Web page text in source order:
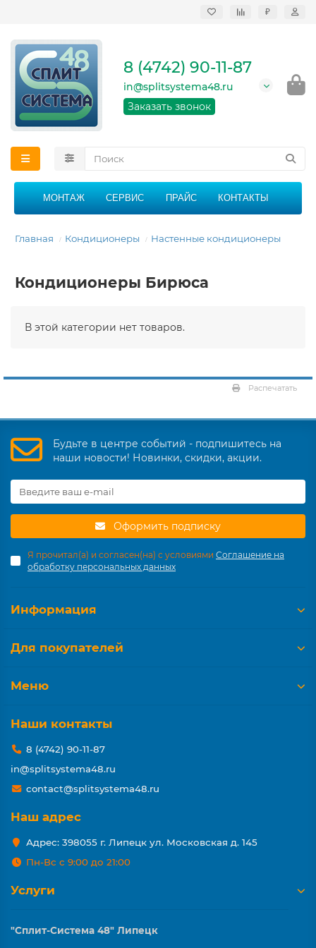
₽
кондиционеров в
области
График работы: 9:00 -
21:00 без перерыва и
8 (4742) 90-11-87
in@splitsystema48.ru
Заказать звонок
МОНТАЖ СЕРВИС ПРАЙС КОНТАКТЫ
Главная Кондиционеры Настенные кондиционеры
Кондиционеры Бирюса
В этой категории нет товаров.
Распечатать
Будьте в центре событий - подпишитесь на
наши новости! Новинки, скидки, акции.
Оформить подписку
Я прочитал(а) и согласен(на) с условиями Соглашение на
обработку персональных данных
Информация
Для покупателей
Меню
Наши контакты
8 (4742) 90-11-87
in@splitsystema48.ru
contact@splitsystema48.ru
Наш адрес
Адрес: 398055 г. Липецк ул. Московская д. 145
Пн-Вс с 9:00 до 21:00
Услуги
"Сплит-Система 48" Липецк